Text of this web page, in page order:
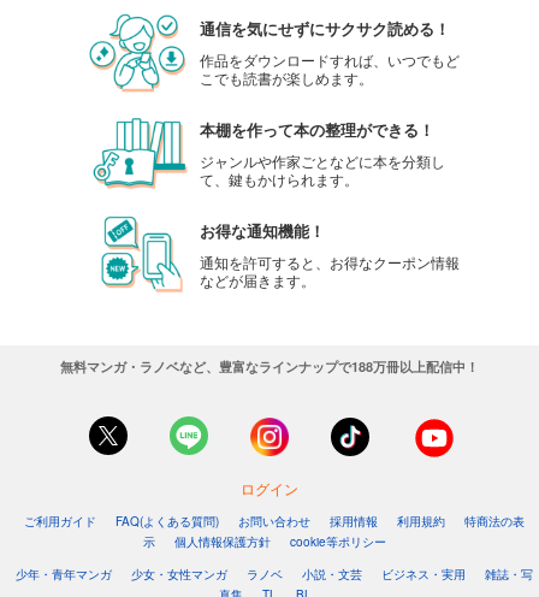
通信を気にせずにサクサク読める！
作品をダウンロードすれば、いつでもど
こでも読書が楽しめます。
本棚を作って本の整理ができる！
ジャンルや作家ごとなどに本を分類し
て、鍵もかけられます。
お得な通知機能！
通知を許可すると、お得なクーポン情報
などが届きます。
無料マンガ・ラノベなど、豊富なラインナップで188万冊以上配信中！
ログイン
ご利用ガイド FAQ(よくある質問) お問い合わせ 採用情報 利用規約
特商法の表
示
個人情報保護方針
cookie等ポリシー
少年・青年マンガ
少女・女性マンガ ラノベ 小説・文芸 ビジネス・実用
雑誌・写